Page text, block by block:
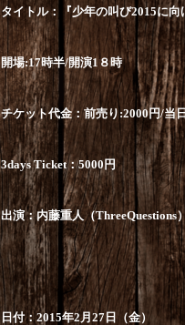
タイトル：『少年の叫び2015に向
開場:17時半/開演1 ８時
チケット代金：前売り:2000円/当
3days Ticket：5000円
出演：内藤重人（ThreeQuestions
日付：2015年2月 27日（金）